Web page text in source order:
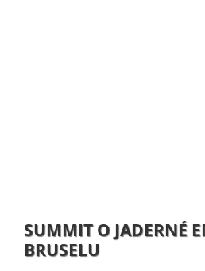
SUMMIT O JADERNÉ
BRUSELU